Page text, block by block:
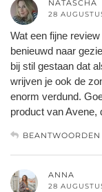
NATASCHA
28
Wat een fijne
benieuwd naar
bij stil gestaan dat
wrijven je ook de
enorm verdund.
product van Avene,
BEANTWOORDEN
ANNA
28